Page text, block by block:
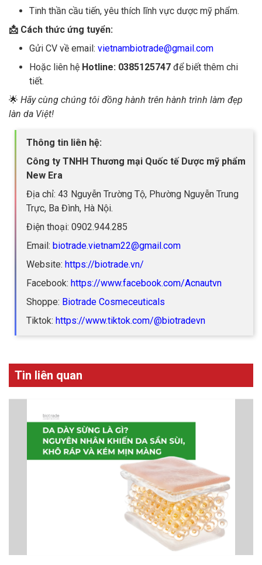
Tinh thần cầu tiến, yêu thích lĩnh vực dược mỹ phẩm.
📩 Cách thức ứng tuyển:
Gửi CV về email: vietnambiotrade@gmail.com
Hoặc liên hệ Hotline: 0385125747 để biết thêm chi
tiết.
🌟 Hãy cùng chúng tôi đồng hành trên hành trình làm đẹp
làn da Việt!
Thông tin liên hệ:
Công ty TNHH Thương mại Quốc tế Dược mỹ phẩm
New Era
Địa chỉ: 43 Nguyễn Trường Tộ, Phường Nguyễn Trung
Trực, Ba Đình, Hà Nội.
Điện thoại: 0902.944.285
Email: biotrade.vietnam22@gmail.com
Website: https://biotrade.vn/
Facebook: https://www.facebook.com/Acnautvn
Shoppe: Biotrade Cosmeceuticals
Tiktok: https://www.tiktok.com/@biotradevn
Tin liên quan